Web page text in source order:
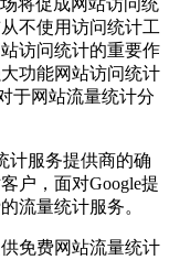
将促成网站访问统
不使用访问统计工
访问统计的重要作
功能网站访问统计
于网站流量统计分
计服务提供商的确
户，面对Google提
流量统计服务。
免费网站流量统计